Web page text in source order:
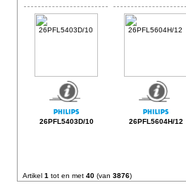
26PFL5403D/10 26PFL5604H/12
Artikel 1 tot en met 40 (van 3876)